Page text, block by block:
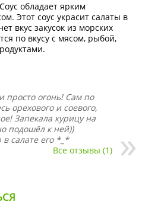
обладает ярким
Этот соус украсит салаты в
вкус закусок из морских
по вкусу с мясом, рыбой,
просто огонь! Сам по
орехового и соевого,
Запекала курицу на
подошёл к ней))
салате его *_*
Все отзывы (1)